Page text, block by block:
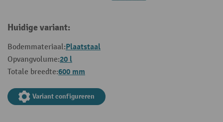
Huidige variant:
Bodemmateriaal:Plaatstaal
Opvangvolume:20 l
Totale breedte:600 mm
Variant configureren